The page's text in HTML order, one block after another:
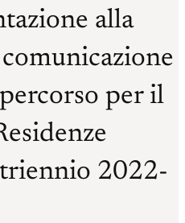
alla
per il
2022-